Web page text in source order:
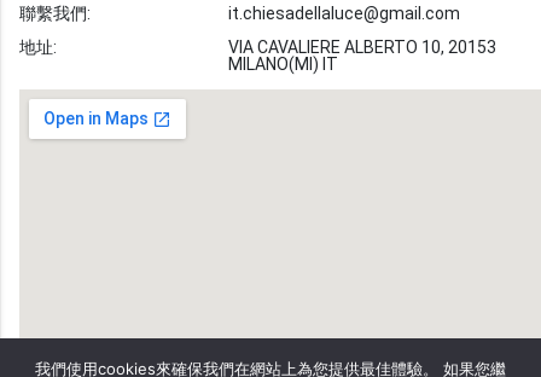
教會事工 志愿者招募
聯繫我們:
地址:
it.chiesadellaluce@gmail.com
VIA CAVALIERE ALBERTO 10, 20153
MILANO(MI) IT
我們使用cookies來確保我們在網站上為您提供最佳體驗。 如果您繼